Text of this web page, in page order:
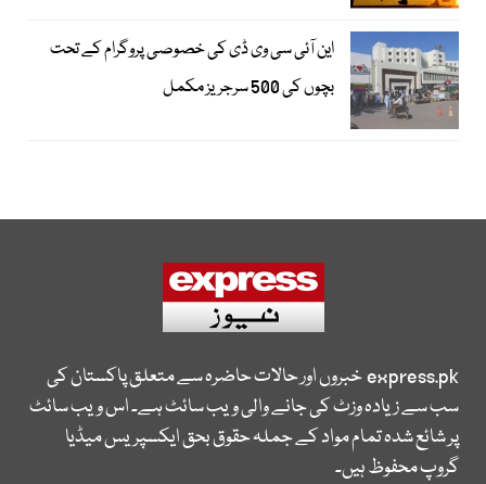
این آئی سی وی ڈی کی خصوصی پروگرام کے تحت
بچوں کی 500 سرجریز مکمل
express.pkخبروں اور حالات حاضرہ سے متعلق پاکستان کی
سب سے زیادہ وزٹ کی جانے والی ویب سائٹ ہے۔ اس ویب سائٹ
پر شائع شدہ تمام مواد کے جملہ حقوق بحق ایکسپریس میڈیا
گروپ محفوظ ہیں۔